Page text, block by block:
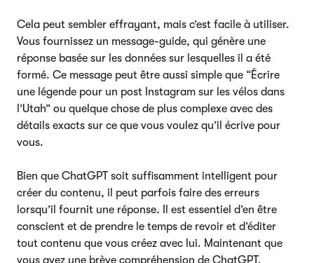
Cela peut sembler effrayant, mais c’est facile à utiliser.
Vous fournissez un message-guide, qui génère une
réponse basée sur les données sur lesquelles il a été
formé. Ce message peut être aussi simple que “Écrire
une légende pour un post Instagram sur les vélos dans
l’Utah” ou quelque chose de plus complexe avec des
détails exacts sur ce que vous voulez qu’il écrive pour
vous.
Bien que ChatGPT soit suffisamment intelligent pour
créer du contenu, il peut parfois faire des erreurs
lorsqu’il fournit une réponse. Il est essentiel d’en être
conscient et de prendre le temps de revoir et d’éditer
tout contenu que vous créez avec lui. Maintenant que
vous avez une brève compréhension de ChatGPT,